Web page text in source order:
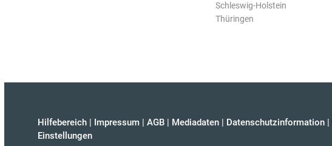
Schleswig-Holstein
Thüringen
Hilfebereich | Impressum | AGB | Mediadaten | Datenschutzinformation |
Einstellungen